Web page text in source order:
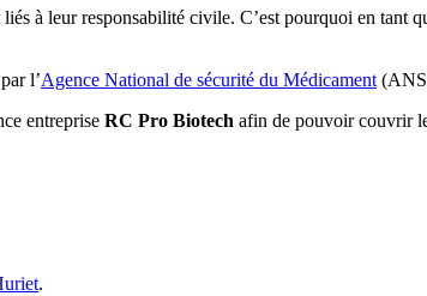
à leur responsabilité civile. C’est pourquoi en tant
l’Agence National de sécurité du Médicament
entreprise RC Pro Biotech afin de pouvoir couvrir
.